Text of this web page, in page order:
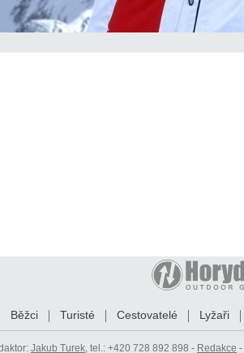
Běžci Turisté Cestovatelé Lyžaři
Jakub Turek, tel.: +420 728 892 898 - Redakce -